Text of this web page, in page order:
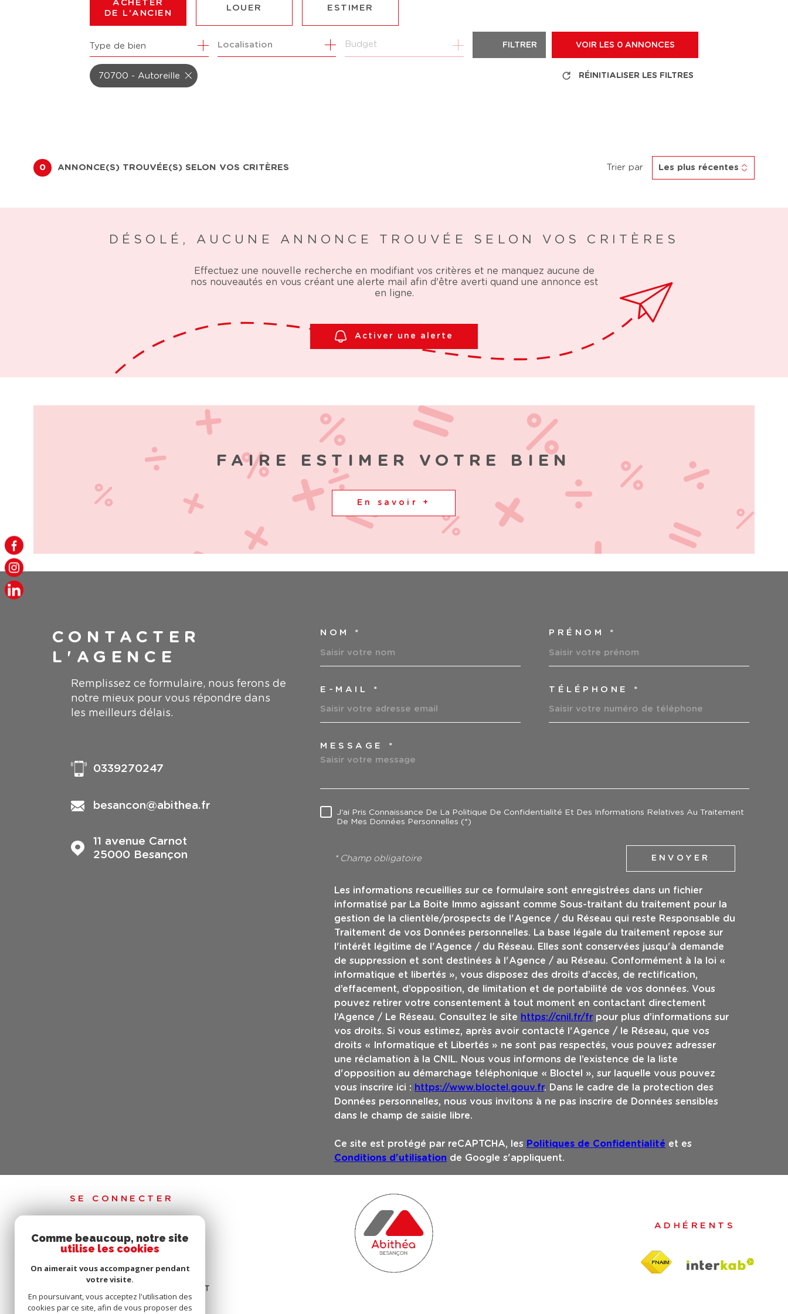
ACHETER
DE L'ANCIEN
DE L'ANCIEN
DE L'IMMO PRO
LOUER
À L'ANNÉE
ESTIMER
Type de bien Localisation Budget FILTRER VOIR LES 0ANNONCES
70700 - Autoreille RÉINITIALISER LES FILTRES
0 ANNONCE(S) TROUVÉE(S) SELON VOS CRITÈRES Trier par Les plus récentes
DÉSOLÉ, AUCUNE ANNONCE TROUVÉE SELON VOS CRITÈRES
Effectuez une nouvelle recherche en modifiant vos critères et ne manquez aucune de
nos nouveautés en vous créant une alerte mail afin d'être averti quand une annonce est
en ligne.
Activer une alerte
FAIRE ESTIMER VOTRE BIEN
En savoir +
CONTACTER
L'AGENCE
Remplissez ce formulaire, nous ferons de
notre mieux pour vous répondre dans
les meilleurs délais.
0339270247
besancon@abithea.fr
11 avenue Carnot
25000
Besançon
TRAD_MELTEM_VOSCOORDONNEES
NOM * PRÉNOM *
E-MAIL * TÉLÉPHONE *
TRAD_MELTEM_VOREDEMANDE
MESSAGE *
RÈGLEMENTATION
J'ai Pris Connaissance De La Politique De Confidentialité Et Des Informations Relatives Au Traitement
De Mes Données Personnelles (*)
* Champ obligatoire ENVOYER
Les informations recueillies sur ce formulaire sont enregistrées dans un fichier
informatisé par La Boite Immo agissant comme Sous-traitant du traitement pour la
gestion de la clientèle/prospects de l'Agence / du Réseau qui reste Responsable du
Traitement de vos Données personnelles. La base légale du traitement repose sur
l'intérêt légitime de l'Agence / du Réseau. Elles sont conservées jusqu'à demande
de suppression et sont destinées à l'Agence / au Réseau. Conformément à la loi «
informatique et libertés », vous disposez des droits d’accès, de rectification,
d’effacement, d’opposition, de limitation et de portabilité de vos données. Vous
pouvez retirer votre consentement à tout moment en contactant directement
l’Agence / Le Réseau. Consultez le site https://cnil.fr/fr pour plus d’informations sur
vos droits. Si vous estimez, après avoir contacté l'Agence / le Réseau, que vos
droits « Informatique et Libertés » ne sont pas respectés, vous pouvez adresser
une réclamation à la CNIL. Nous vous informons de l’existence de la liste
d'opposition au démarchage téléphonique « Bloctel », sur laquelle vous pouvez
vous inscrire ici : https://www.bloctel.gouv.fr. Dans le cadre de la protection des
Données personnelles, nous vous invitons à ne pas inscrire de Données sensibles
dans le champ de saisie libre.
Ce site est protégé par reCAPTCHA, les Politiques de Confidentialité et es
Conditions d'utilisation de Google s'appliquent.
SE CONNECTER
ESPACE PROPRIÉTAIRE
ESPACE DE CONNEXION EXTRANET
ADHÉRENTS
Comme beaucoup, notre site
utilise les cookies
On aimerait vous accompagner pendant
votre visite.
En poursuivant, vous acceptez l'utilisation des
cookies par ce site, afin de vous proposer des